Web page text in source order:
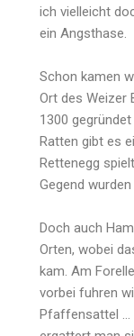
ich vielleicht
ein Angsthase.
Schon kamen
Ort des Weizer
1300
Ratten gibt es
Rettenegg
Gegend
Doch auch
Orten, wobei
kam. Am
vorbei fuhren
Pfaffensattel …